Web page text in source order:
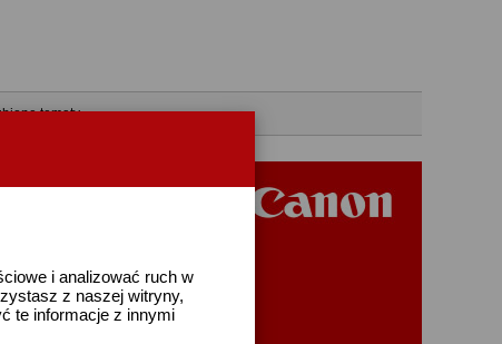
i analizować ruch w
z naszej witryny,
te informacje z innymi
tematy